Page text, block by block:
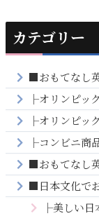
カテゴリー
■おもてなし
├オリンピッ
├オリンピッ
├コンビニ商
■おもてなし
■日本文化で
├美しい日